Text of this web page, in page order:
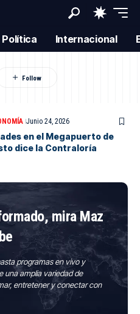
Política Internacional
Junio 24, 2026
en el Megapuerto de
dice la Contraloría
mira Maz
programas en vivo y
una amplia variedad de
entretener y conectar con